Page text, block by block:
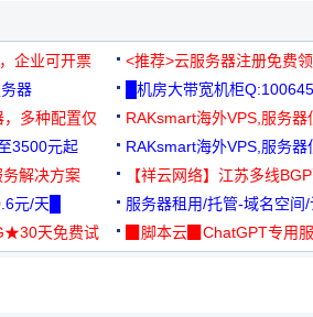
企业可开票
<推荐>云服务器注册免费
器
█机房大带宽机柜
多种配置仅
RAKsmart海外VPS,服务
用★
3500元起
RAKsmart海外VPS,服务
用★
解决方案
【祥云网络】江苏多线
元/天█
服务器租用/托管-域名空间
天免费试
▉脚本云▉ChatGPT专用